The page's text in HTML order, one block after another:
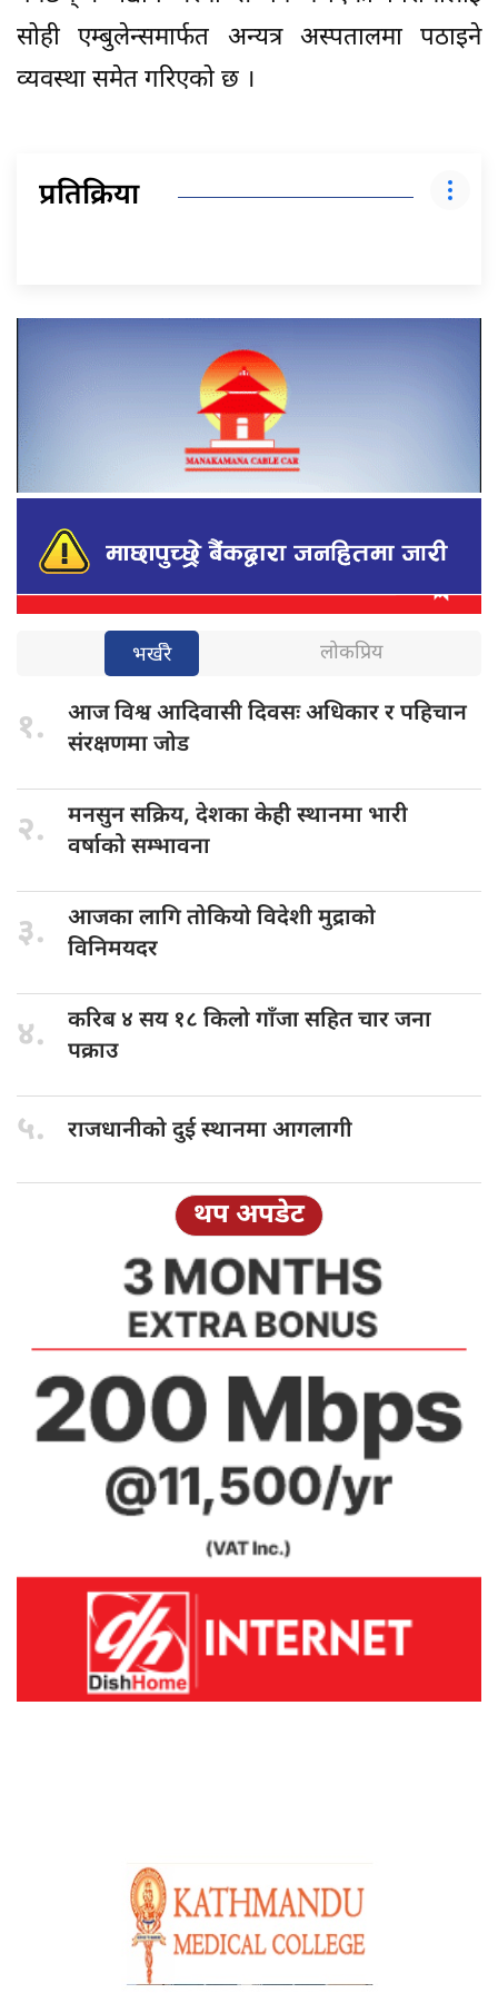
सोही एम्बुलेन्समार्फत अन्यत्र अस्पतालमा पठाइने
व्यवस्था समेत गरिएको छ ।
प्रतिक्रिया
भर्खरै लोकप्रिय
१. आज विश्वआदिवासी दिवसः अधिकार र पहिचान
संरक्षणमा जोड
२. मनसुन सक्रिय, देशका केही स्थानमा भारी
वर्षाको सम्भावना
३. आजका लागितोकियो विदेशी मुद्राको
विनिमयदर
४. करिब ४ सय १८ किलो गाँजा सहित चार जना
पक्राउ
५. राजधानीको दुईस्थानमा आगलागी
थप अपडेट